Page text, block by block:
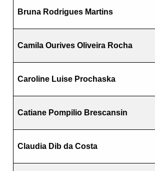
Bruna Rodrigues Martins
Camila Ourives Oliveira Rocha
Caroline Luise Prochaska
Catiane Pompilio Brescansin
Claudia Dib da Costa